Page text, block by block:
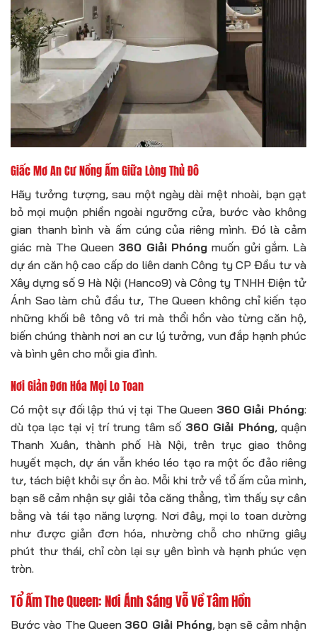
Giấc Mơ An Cư Nồng Ấm Giữa Lòng Thủ Đô
Hãy tưởng tượng, sau một ngày dài mệt nhoài, bạn gạt
bỏ mọi muộn phiền ngoài ngưỡng cửa, bước vào không
gian thanh bình và ấm cúng của riêng mình. Đó là cảm
giác mà The Queen 360 Giải Phóng muốn gửi gắm. Là
dự án căn hộ cao cấp do liên danh Công ty CP Đầu tư và
Xây dựng số 9 Hà Nội (Hanco9) và Công ty TNHH Điện tử
Ánh Sao làm chủ đầu tư, The Queen không chỉ kiến tạo
những khối bê tông vô tri mà thổi hồn vào từng căn hộ,
biến chúng thành nơi an cư lý tưởng, vun đắp hạnh phúc
và bình yên cho mỗi gia đình.
Nơi Giản Đơn Hóa Mọi Lo Toan
Có một sự đối lập thú vị tại The Queen 360 Giải Phóng:
dù tọa lạc tại vị trí trung tâm số 360 Giải Phóng, quận
Thanh Xuân, thành phố Hà Nội, trên trục giao thông
huyết mạch, dự án vẫn khéo léo tạo ra một ốc đảo riêng
tư, tách biệt khỏi sự ồn ào. Mỗi khi trở về tổ ấm của mình,
bạn sẽ cảm nhận sự giải tỏa căng thẳng, tìm thấy sự cân
bằng và tái tạo năng lượng. Nơi đây, mọi lo toan dường
như được giản đơn hóa, nhường chỗ cho những giây
phút thư thái, chỉ còn lại sự yên bình và hạnh phúc vẹn
tròn.
Tổ Ấm The Queen: Nơi Ánh Sáng Vỗ Về Tâm Hồn
Bước vào The Queen 360 Giải Phóng, bạn sẽ cảm nhận